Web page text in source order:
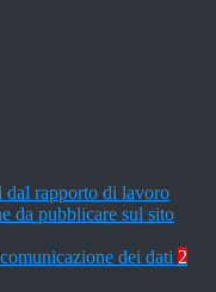
dal rapporto di lavoro
da pubblicare sul sito
dei dati 2